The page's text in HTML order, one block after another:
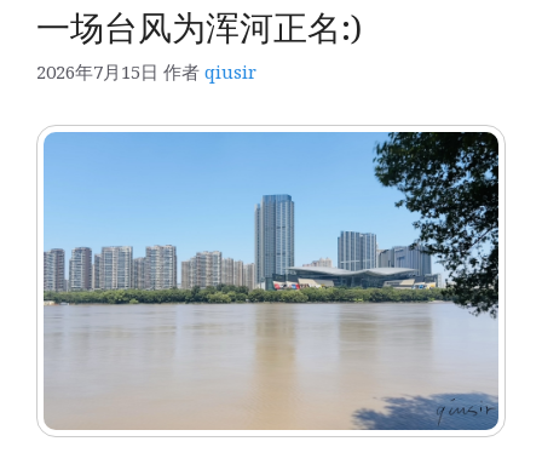
一场台风为浑河正名:)
2026年7月15日 作者 qiusir